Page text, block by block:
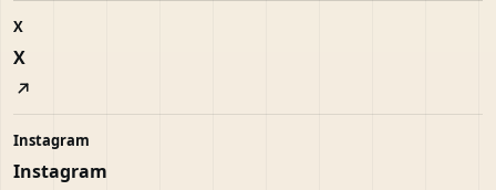
X
X
Instagram
Instagram